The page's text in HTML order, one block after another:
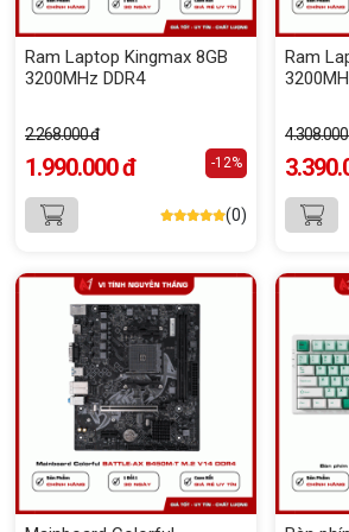
Ram Laptop Kingmax 8GB
3200MHz DDR4
2.268.000 đ
1.990.000 đ -12%
(0)
Ram